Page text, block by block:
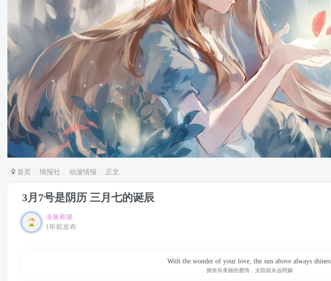
首页 情报社 动漫情报 正文
3月7号是阴历 三月七的诞辰
冷泉和泉
1年前发布
With the wonder of your love, the sun above always shines.
拥有你美丽的爱情，太阳就永远明媚